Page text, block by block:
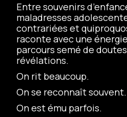
Entre souvenirs
maladresses
contrariées et
raconte avec une
parcours semé de
révélations.
On rit beaucoup.
On se reconnaît souvent.
On est ému parfois.